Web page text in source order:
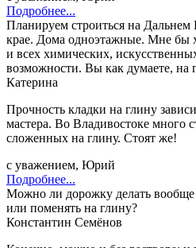
Подробнее...
Планируем строиться на
крае. Дома одноэтажные. Мне бы
и всех химических,
возможности. Вы как думаете, на
Катерина
Прочность кладки на глину
мастера. Во Владивостоке много
сложенных на глину. Стоят же!
с уважением, Юрий
Подробнее...
Можно ли дорожку делать вообще
или поменять на глину?
Константин Семёнов